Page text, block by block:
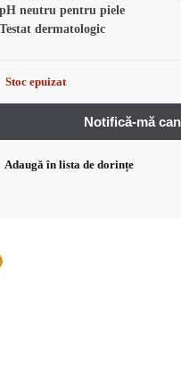
neutru pentru piele
dermatologic
Stoc epuizat
Adaugă în lista de dorințe